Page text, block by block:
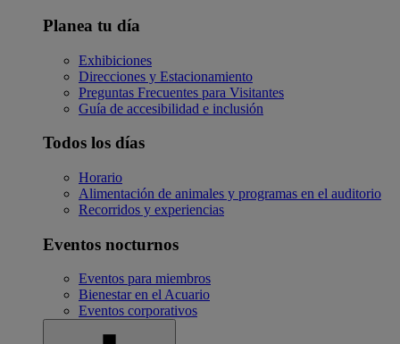
Planea tu día
Exhibiciones
Direcciones y Estacionamiento
Preguntas Frecuentes para Visitantes
Guía de accesibilidad e inclusión
Todos los días
Horario
Alimentación de animales y programas en el auditorio
Recorridos y experiencias
Eventos nocturnos
Eventos para miembros
Bienestar en el Acuario
Eventos corporativos